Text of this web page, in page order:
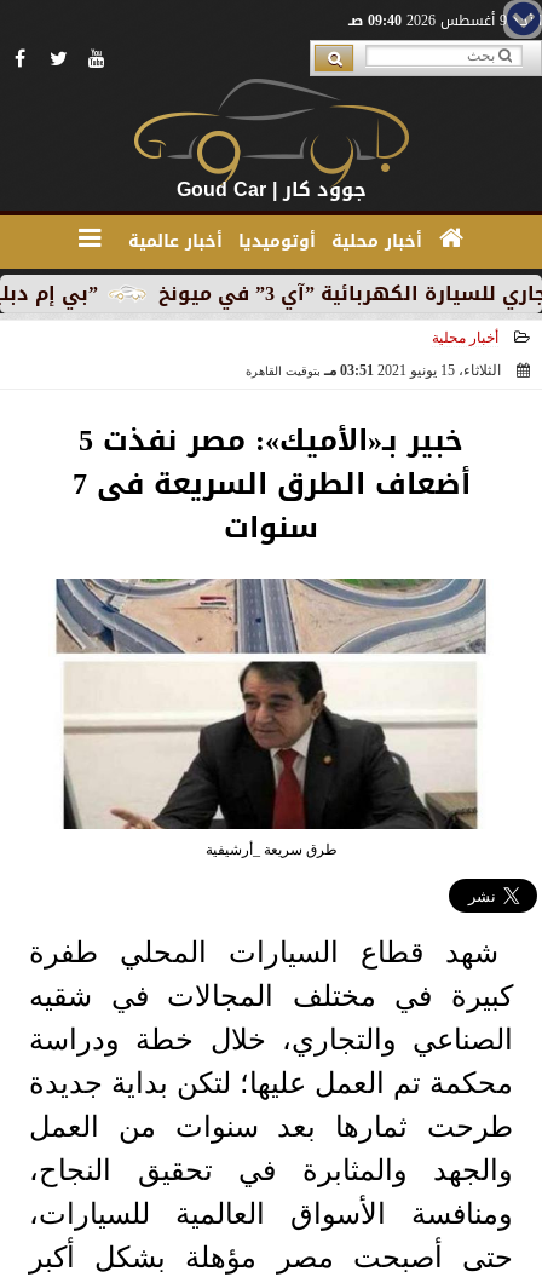
الأحد 9 أغسطس 2026 09:40 صـ
جوود كار | Goud Car
أخبار محلية أوتوميديا أخبار عالمية
”بي إم دبليو” تبدأ ”آي 3” في ميونخ
أخبار محلية
الثلاثاء، 15 يونيو 2021
03:51 مـ بتوقيت القاهرة
خبير بـ«الأميك»: مصر نفذت 5
أضعاف الطرق السريعة فى 7
سنوات
طرق سريعة _أرشيفية
شهد قطاع السيارات المحلي طفرة
كبيرة في مختلف المجالات في شقيه
الصناعي والتجاري، خلال خطة ودراسة
محكمة تم العمل عليها؛ لتكن بداية جديدة
طرحت ثمارها بعد سنوات من العمل
والجهد والمثابرة في تحقيق النجاح،
ومنافسة الأسواق العالمية للسيارات،
حتى أصبحت مصر مؤهلة بشكل أكبر